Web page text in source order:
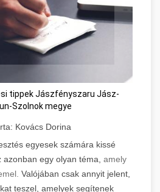
tippek Jászfényszaru Jász-
Szolnok megye
Kovács Dorina
egyesek számára kissé
azonban egy olyan téma, amely
Valójában csak annyit jelent,
teszel, amelyek segítenek